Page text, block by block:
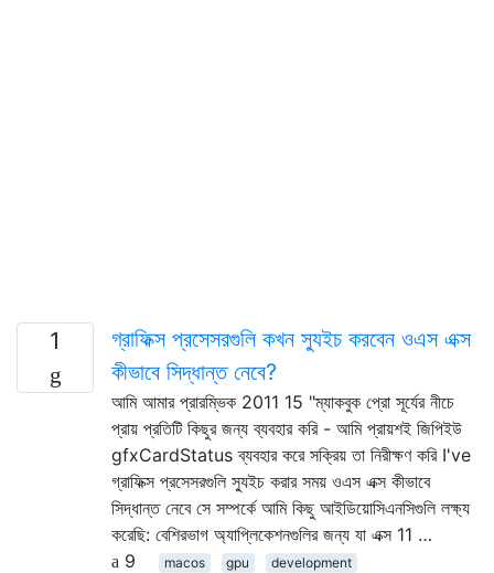
1
গ্রাফিক্স প্রসেসরগুলি কখন স্যুইচ করবেন ওএস এক্স
কীভাবে সিদ্ধান্ত নেবে?
আমি আমার প্রারম্ভিক 2011 15 "ম্যাকবুক প্রো সূর্যের নীচে
প্রায় প্রতিটি কিছুর জন্য ব্যবহার করি - আমি প্রায়শই জিপিইউ
gfxCardStatus ব্যবহার করে সক্রিয় তা নিরীক্ষণ করি I've
গ্রাফিক্স প্রসেসরগুলি স্যুইচ করার সময় ওএস এক্স কীভাবে
সিদ্ধান্ত নেবে সে সম্পর্কে আমি কিছু আইডিয়োসিএনসিগুলি লক্ষ্য
করেছি: বেশিরভাগ অ্যাপ্লিকেশনগুলির জন্য যা এক্স 11 …
9
macos gpu development